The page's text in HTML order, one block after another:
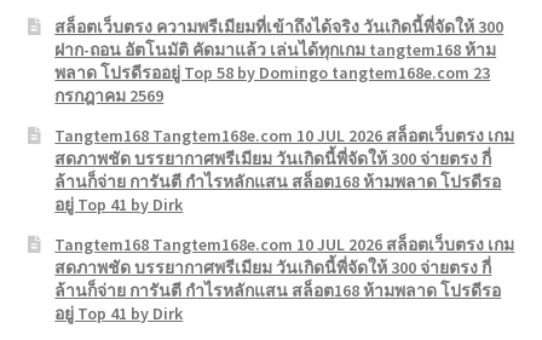
สล็อตเว็บตรง ความพรีเมียมที่เข้าถึงได้จริง วันเกิดนี้พี่จัดให้ 300
ฝาก-ถอน อัตโนมัติ คัดมาแล้ว เล่นได้ทุกเกม tangtem168 ห้าม
พลาด โปรดีรออยู่ Top 58 by Domingo tangtem168e.com 23
กรกฎาคม 2569
Tangtem168 Tangtem168e.com 10 JUL 2026 สล็อตเว็บตรง เกม
สดภาพชัด บรรยากาศพรีเมียม วันเกิดนี้พี่จัดให้ 300 จ่ายตรง กี่
ล้านก็จ่าย การันตี กำไรหลักแสน สล็อต168 ห้ามพลาด โปรดีรอ
อยู่ Top 41 by Dirk
Tangtem168 Tangtem168e.com 10 JUL 2026 สล็อตเว็บตรง เกม
สดภาพชัด บรรยากาศพรีเมียม วันเกิดนี้พี่จัดให้ 300 จ่ายตรง กี่
ล้านก็จ่าย การันตี กำไรหลักแสน สล็อต168 ห้ามพลาด โปรดีรอ
อยู่ Top 41 by Dirk